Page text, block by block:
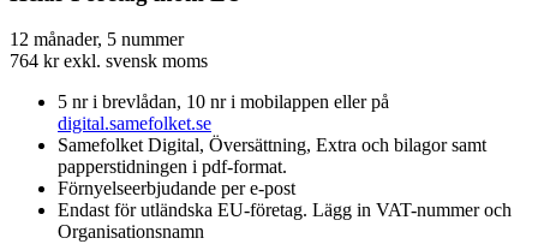
12 månader, 5 nummer
764 kr exkl. svensk moms
5 nr i brevlådan, 10 nr i mobilappen eller på
digital.samefolket.se
Samefolket Digital, Översättning, Extra och bilagor samt
papperstidningen i pdf-format.
Förnyelseerbjudande per e-post
Endast för utländska EU-företag. Lägg in VAT-nummer och
Organisationsnamn